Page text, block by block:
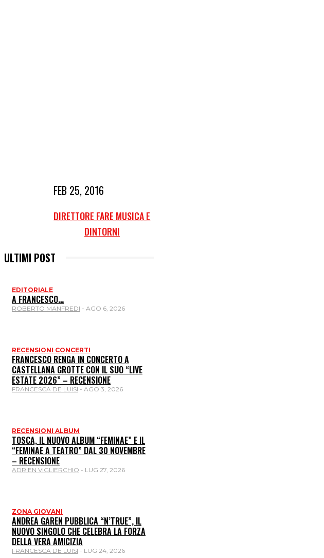
FEB 25, 2016
DIRETTORE FARE MUSICA E
DINTORNI
ULTIMI POST
EDITORIALE
A FRANCESCO…
ROBERTO MANFREDI - AGO 6, 2026
RECENSIONI CONCERTI
FRANCESCO RENGA IN CONCERTO A
CASTELLANA GROTTE CON IL SUO “LIVE
ESTATE 2026” – RECENSIONE
FRANCESCA DE LUISI - AGO 3, 2026
RECENSIONI ALBUM
TOSCA, IL NUOVO ALBUM “FEMINAE” E IL
“FEMINAE A TEATRO” DAL 30 NOVEMBRE
– RECENSIONE
ADRIEN VIGLIERCHIO - LUG 27, 2026
ZONA GIOVANI
ANDREA GAREN PUBBLICA “N’TRUE”, IL
NUOVO SINGOLO CHE CELEBRA LA FORZA
DELLA VERA AMICIZIA
FRANCESCA DE LUISI - LUG 24, 2026